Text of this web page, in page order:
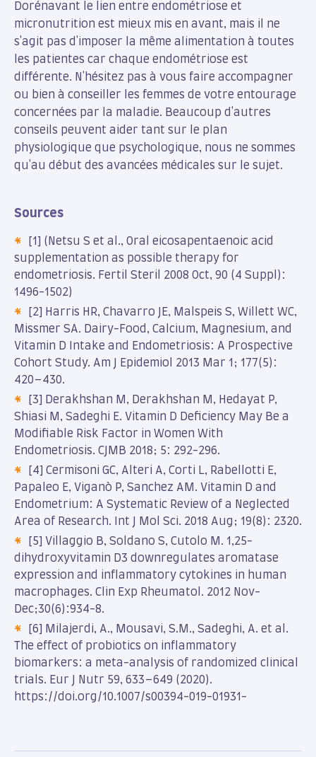
Dorénavant le lien entre endométriose et
micronutrition est mieux mis en avant, mais il ne
s'agit pas d'imposer la même alimentation à toutes
les patientes car chaque endométriose est
différente. N'hésitez pas à vous faire accompagner
ou bien à conseiller les femmes de votre entourage
concernées par la maladie. Beaucoup d'autres
conseils peuvent aider tant sur le plan
physiologique que psychologique, nous ne sommes
qu'au début des avancées médicales sur le sujet.
Sources
[1] (Netsu S et al., Oral eicosapentaenoic acid
supplementation as possible therapy for
endometriosis. Fertil Steril 2008 Oct, 90 (4 Suppl):
1496-1502)
[2] Harris HR, Chavarro JE, Malspeis S, Willett WC,
Missmer SA. Dairy-Food, Calcium, Magnesium, and
Vitamin D Intake and Endometriosis: A Prospective
Cohort Study. Am J Epidemiol 2013 Mar 1; 177(5):
420–430.
[3] Derakhshan M, Derakhshan M, Hedayat P,
Shiasi M, Sadeghi E. Vitamin D Deficiency May Be a
Modifiable Risk Factor in Women With
Endometriosis. CJMB 2018; 5: 292-296.
[4] Cermisoni GC, Alteri A, Corti L, Rabellotti E,
Papaleo E, Viganò P, Sanchez AM. Vitamin D and
Endometrium: A Systematic Review of a Neglected
Area of Research. Int J Mol Sci. 2018 Aug; 19(8): 2320.
[5] Villaggio B, Soldano S, Cutolo M. 1,25-
dihydroxyvitamin D3 downregulates aromatase
expression and inflammatory cytokines in human
macrophages. Clin Exp Rheumatol. 2012 Nov-
Dec;30(6):934-8.
[6] Milajerdi, A., Mousavi, S.M., Sadeghi, A. et al.
The effect of probiotics on inflammatory
biomarkers: a meta-analysis of randomized clinical
trials. Eur J Nutr 59, 633–649 (2020).
https://doi.org/10.1007/s00394-019-01931-